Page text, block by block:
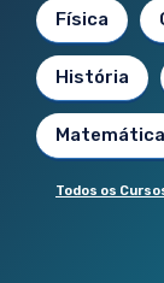
Física
História
Matemática
Todos os